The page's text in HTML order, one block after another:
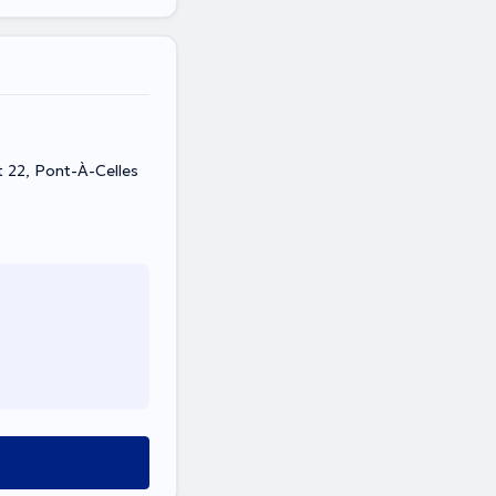
22, Pont-À-Celles